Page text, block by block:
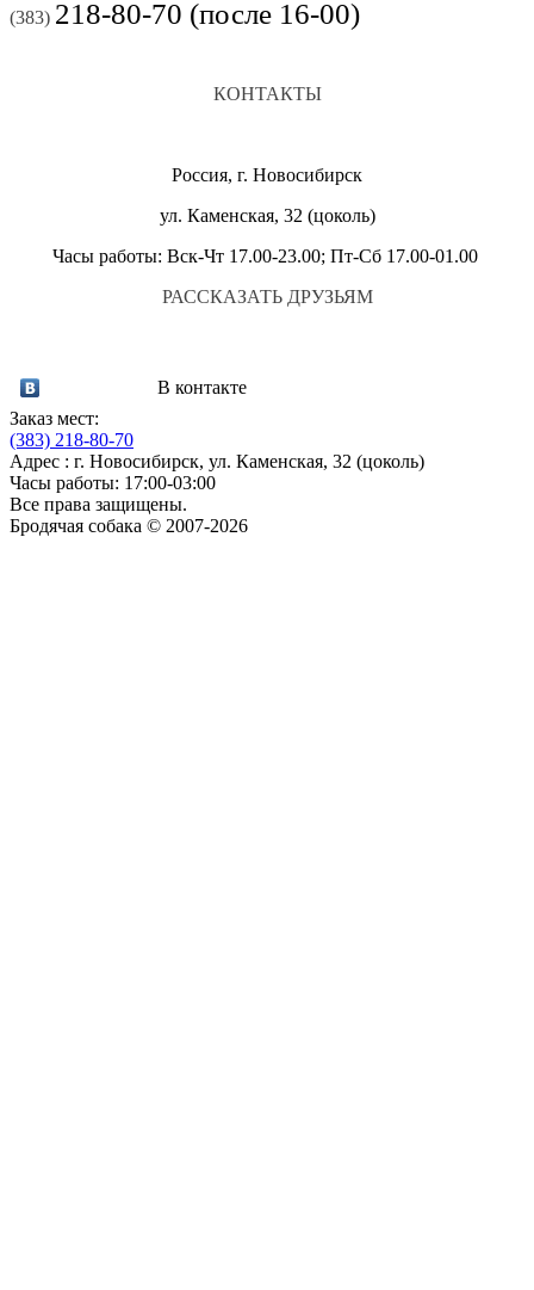
(383) 218-80-70 (после 16-00)
КОНТАКТЫ
Россия, г. Новосибирск
ул. Каменская, 32 (цоколь)
Часы работы: Вск-Чт 17.00-23.00; Пт-Сб 17.00-01.00
РАССКАЗАТЬ ДРУЗЬЯМ
В контакте
Заказ мест:
(383) 218-80-70
Адрес : г. Новосибирск, ул. Каменская, 32 (цоколь)
Часы работы: 17:00-03:00
Все права защищены.
Бродячая собака © 2007-2026